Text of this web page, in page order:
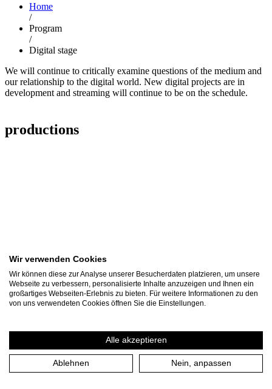
Home
/
Program
/
Digital stage
We will continue to critically examine questions of the medium and
our relationship to the digital world. New digital projects are in
development and streaming will continue to be on the schedule.
productions
UN/UNCERTAIN
Wir verwenden Cookies
Wir können diese zur Analyse unserer Besucherdaten platzieren, um unsere
Webseite zu verbessern, personalisierte Inhalte anzuzeigen und Ihnen ein
großartiges Webseiten-Erlebnis zu bieten. Für weitere Informationen zu den
von uns verwendeten Cookies öffnen Sie die Einstellungen.
Alle akzeptieren
Ablehnen Nein, anpassen